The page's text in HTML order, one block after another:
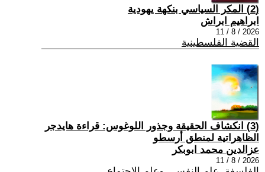
(2) المكر السياسي بنكهة يهودية
ابراهيم ابراش
2026 / 8 / 11
القضية الفلسطينية
(3) انكشاف الحقيقة وجذور اللوغوس: قراءة هايدجر
الظاهراتية لمنطق أرسطو
عزالدين محمد ابوبكر
2026 / 8 / 11